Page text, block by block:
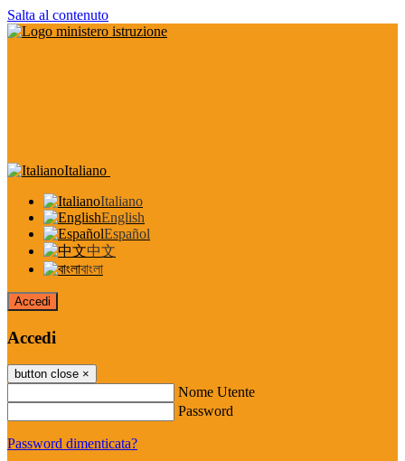
Salta al contenuto
Italiano
Italiano
English
Español
中文
বাংলা
Accedi
Accedi
button close ×
Nome Utente
Password
Password dimenticata?